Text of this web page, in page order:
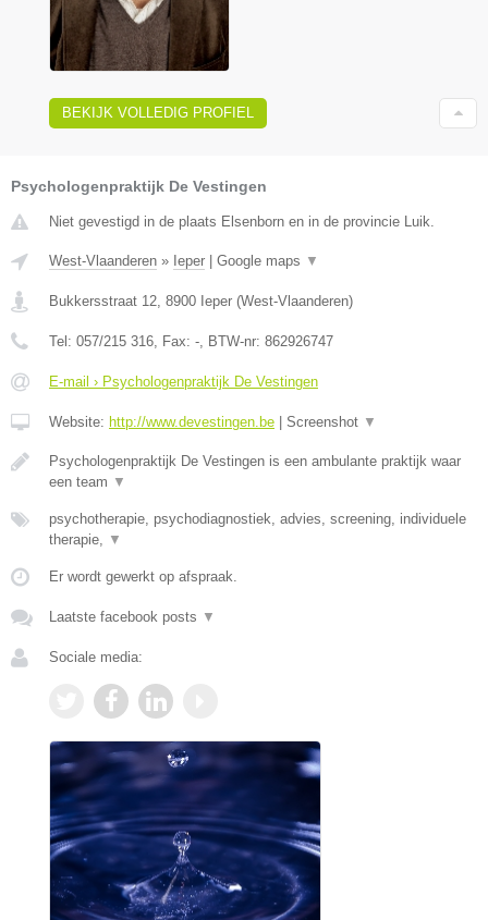
BEKIJK VOLLEDIG PROFIEL
Psychologenpraktijk De Vestingen
Niet gevestigd in de plaats Elsenborn en in de provincie Luik.
West-Vlaanderen » Ieper Google maps ▼
Bukkersstraat 12, 8900 Ieper (West-Vlaanderen)
Tel: 057/215 316, Fax: -, BTW-nr: 862926747
E-mail › Psychologenpraktijk De Vestingen
Website: http://www.devestingen.be Screenshot ▼
Psychologenpraktijk De Vestingen is een ambulante praktijk waar
een team ▼
psychotherapie, psychodiagnostiek, advies, screening, individuele
therapie, ▼
Er wordt gewerkt op afspraak.
Laatste facebook posts ▼
Sociale media: